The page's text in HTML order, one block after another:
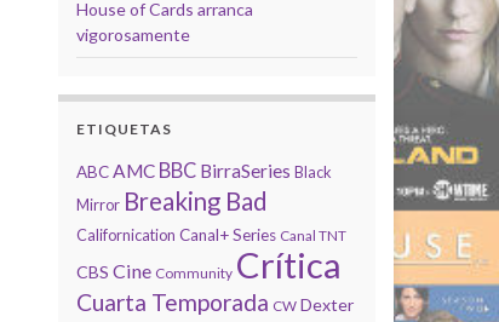
House of Cards arranca
vigorosamente
ETIQUETAS
ABC AMC BBC BirraSeries Black
Mirror Breaking Bad
Californication Canal+ Series Canal TNT
CBS Cine Community Crítica
Cuarta Temporada CW Dexter